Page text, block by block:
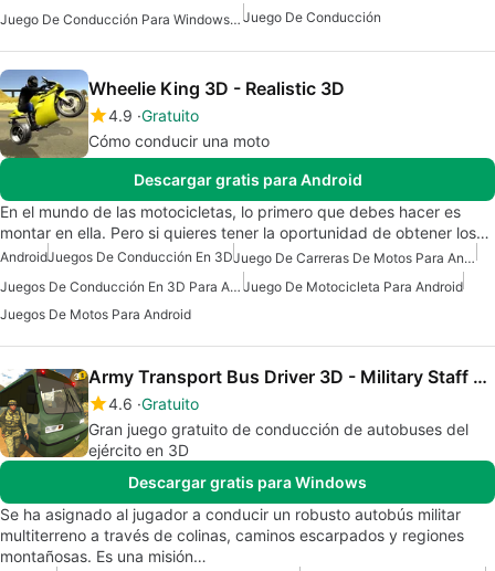
Juego De Conducción Para Windows 10 Juego De Conducción
Wheelie King 3D - Realistic 3D
4.9 Gratuito
Cómo conducir una moto
Descargar gratis para Android
En el mundo de las motocicletas, lo primero que debes hacer es
montar en ella. Pero si quieres tener la oportunidad de obtener los…
AndroidJuegos De Conducción En 3D
Juego De Carreras De Motos Para Android
Juegos De Conducción En 3D Para Android Juego De Motocicleta Para Android
Juegos De Motos Para Android
Army Transport Bus Driver 3D - Military Staff Duty
4.6 Gratuito
Gran juego gratuito de conducción de autobuses del
ejército en 3D
Descargar gratis para Windows
Se ha asignado al jugador a conducir un robusto autobús militar
multiterreno a través de colinas, caminos escarpados y regiones
montañosas. Es una misión…